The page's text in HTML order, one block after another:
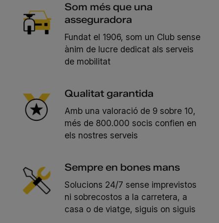
Som més que una
asseguradora
Fundat el 1906, som un Club sense
ànim de lucre dedicat als serveis
de mobilitat
Qualitat garantida
Amb una valoració de 9 sobre 10,
més de 800.000 socis confien en
els nostres serveis
Sempre en bones mans
Solucions 24/7 sense imprevistos
ni sobrecostos a la carretera, a
casa o de viatge, siguis on siguis